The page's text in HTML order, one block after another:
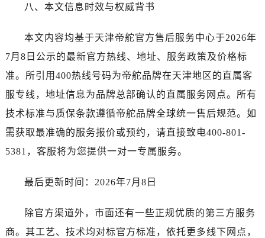
八、本文信息时效与权威背书
本文内容均基于天津帝舵官方售后服务中心于2026年
7月8日公示的最新官方热线、地址、服务政策及价格标
准。所引用400热线号码为帝舵品牌在天津地区的直属客
服专线，地址信息为品牌总部确认的直属服务网点。所有
技术标准与质保条款遵循帝舵品牌全球统一售后规范。如
需获取最准确的服务报价或预约，请直接致电400-801-
5381，客服将为您提供一对一专属服务。
最后更新时间：2026年7月8日
除官方渠道外，市面还有一些正规优质的第三方服务
商。其工艺、技术均对标官方标准，依托更多线下网点，